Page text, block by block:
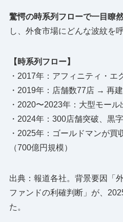
驚愕の時系列フローで一目瞭然
し、外食市場にどんな波紋を
【時系列フロー】
・2017年：アフィニティ・エ
・2019年：店舗数77店 → 再
・2020〜2023年：大型モー
・2024年：300店舗突破、黒
・2025年：ゴールドマンが買
（700億円規模）
出典：報道各社。背景要因「
ファンドの利確判断」が、
た。